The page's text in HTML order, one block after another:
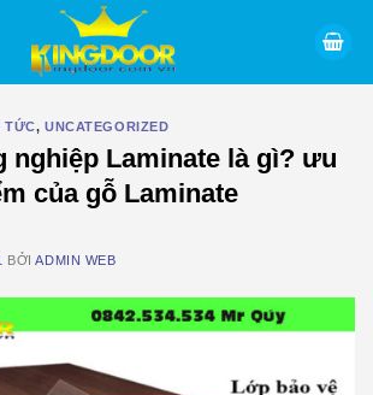
TỨC,UNCATEGORIZED
nghiệp Laminate là gì? ưu
của gỗ Laminate
BỞIADMIN WEB